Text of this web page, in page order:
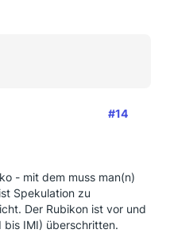
#14
- mit dem muss man(n)
Spekulation zu
Der Rubikon ist vor und
bis IMI) überschritten.